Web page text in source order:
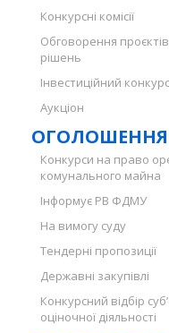
Конкурсні комісії
Обговорення проєктів
рішень
Інвестиційний конкурс
Аукціон
ОГОЛОШЕННЯ
Конкурси на право
комунального майна
Інформує РВ ФДМУ
На вимогу суду
Тендерні пропозиції
Державні закупівлі
Конкурсний відбір
оціночної діяльності